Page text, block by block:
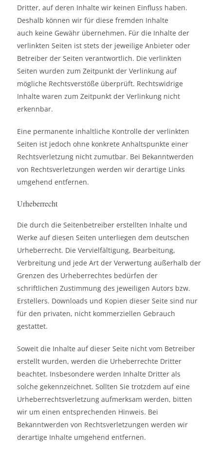
Dritter, auf deren Inhalte wir keinen Einfluss haben.
Deshalb können wir für diese fremden Inhalte
auch keine Gewähr übernehmen. Für die Inhalte der
verlinkten Seiten ist stets der jeweilige Anbieter oder
Betreiber der Seiten verantwortlich. Die verlinkten
Seiten wurden zum Zeitpunkt der Verlinkung auf
mögliche Rechtsverstöße überprüft. Rechtswidrige
Inhalte waren zum Zeitpunkt der Verlinkung nicht
erkennbar.
Eine permanente inhaltliche Kontrolle der verlinkten
Seiten ist jedoch ohne konkrete Anhaltspunkte einer
Rechtsverletzung nicht zumutbar. Bei Bekanntwerden
von Rechtsverletzungen werden wir derartige Links
umgehend entfernen.
Urheberrecht
Die durch die Seitenbetreiber erstellten Inhalte und
Werke auf diesen Seiten unterliegen dem deutschen
Urheberrecht. Die Vervielfältigung, Bearbeitung,
Verbreitung und jede Art der Verwertung außerhalb der
Grenzen des Urheberrechtes bedürfen der
schriftlichen Zustimmung des jeweiligen Autors bzw.
Erstellers. Downloads und Kopien dieser Seite sind nur
für den privaten, nicht kommerziellen Gebrauch
gestattet.
Soweit die Inhalte auf dieser Seite nicht vom Betreiber
erstellt wurden, werden die Urheberrechte Dritter
beachtet. Insbesondere werden Inhalte Dritter als
solche gekennzeichnet. Sollten Sie trotzdem auf eine
Urheberrechtsverletzung aufmerksam werden, bitten
wir um einen entsprechenden Hinweis. Bei
Bekanntwerden von Rechtsverletzungen werden wir
derartige Inhalte umgehend entfernen.